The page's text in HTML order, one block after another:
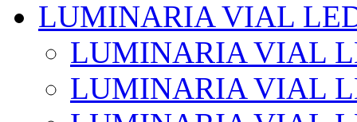
LUMINARIA VIAL
LUMINARIA VIAL
LUMINARIA VIAL